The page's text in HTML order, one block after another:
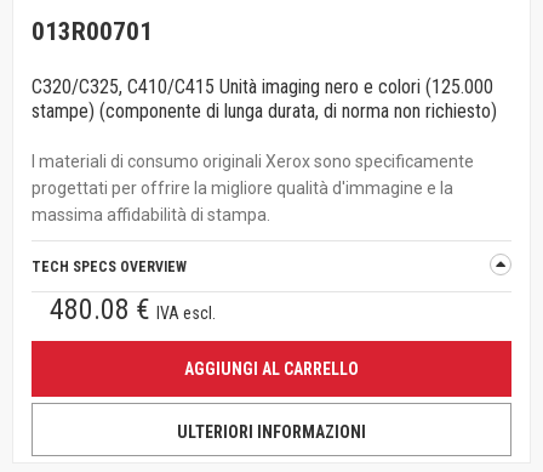
013R00701
C320/C325, C410/C415 Unità imaging nero e colori (125.000
stampe) (componente di lunga durata, di norma non richiesto)
I materiali di consumo originali Xerox sono specificamente
progettati per offrire la migliore qualità d'immagine e la
massima affidabilità di stampa.
TECH SPECS OVERVIEW
480.08 € IVA escl.
AGGIUNGI AL CARRELLO
ULTERIORI INFORMAZIONI